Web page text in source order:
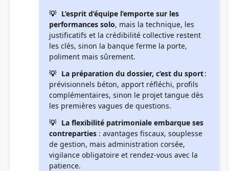
L’esprit d’équipe l’emporte sur les
performances solo, mais la technique, les
justificatifs et la crédibilité collective restent
les clés, sinon la banque ferme la porte,
poliment mais sûrement.
La préparation du dossier, c’est du sport:
prévisionnels béton, apport réfléchi, profils
complémentaires, sinon le projet tangue dès
les premières vagues de questions.
La flexibilité patrimoniale embarque ses
contreparties : avantages fiscaux, souplesse
de gestion, mais administration corsée,
vigilance obligatoire et rendez-vous avec la
patience.